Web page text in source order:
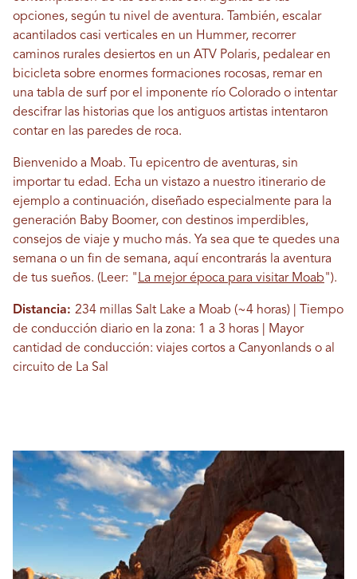
opciones, según tu nivel de aventura. También, escalar
acantilados casi verticales en un Hummer, recorrer
caminos rurales desiertos en un ATV Polaris, pedalear en
bicicleta sobre enormes formaciones rocosas, remar en
una tabla de surf por el imponente río Colorado o intentar
descifrar las historias que los antiguos artistas intentaron
contar en las paredes de roca.
Bienvenido a Moab. Tu epicentro de aventuras, sin
importar tu edad. Echa un vistazo a nuestro itinerario de
ejemplo a continuación, diseñado especialmente para la
generación Baby Boomer, con destinos imperdibles,
consejos de viaje y mucho más. Ya sea que te quedes una
semana o un fin de semana, aquí encontrarás la aventura
de tus sueños. (Leer: " La mejor época para visitar Moab").
Distancia: 234 millas Salt Lake a Moab (~4 horas) | Tiempo
de conducción diario en la zona: 1 a 3 horas | Mayor
cantidad de conducción: viajes cortos a Canyonlands o al
circuito de La Sal